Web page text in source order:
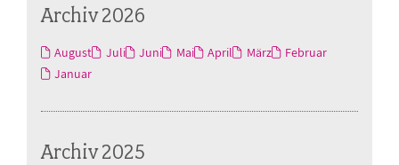
Archiv 2026
August Juli Juni Mai April März
Februar
Januar
Archiv 2025